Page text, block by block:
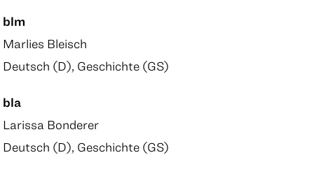
blm
Marlies Bleisch
Deutsch (D), Geschichte (GS)
bla
Larissa Bonderer
Deutsch (D), Geschichte (GS)